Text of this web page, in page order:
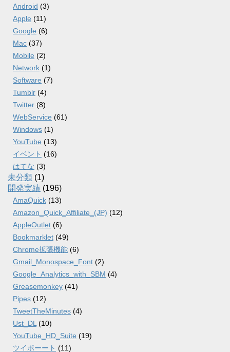
Android (3)
Apple (11)
Google (6)
Mac (37)
Mobile (2)
Network (1)
Software (7)
Tumblr (4)
Twitter (8)
WebService (61)
Windows (1)
YouTube (13)
イベント (16)
はてな (3)
未分類 (1)
開発実績 (196)
AmaQuick (13)
Amazon_Quick_Affiliate_(JP) (12)
AppleOutlet (6)
Bookmarklet (49)
Chrome拡張機能 (6)
Gmail_Monospace_Font (2)
Google_Analytics_with_SBM (4)
Greasemonkey (41)
Pipes (12)
TweetTheMinutes (4)
Ust_DL (10)
YouTube_HD_Suite (19)
ツイポーート (11)